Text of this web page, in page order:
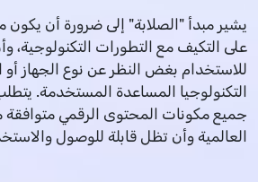
يشير مبدأ "الصلابة" إلى ضرورة أن يكون
على التكيف مع التطورات التكنولوجية،
للاستخدام بغض النظر عن نوع الجهاز أو
التكنولوجيا المساعدة المستخدمة.
جميع مكونات المحتوى الرقمي متوافقة
العالمية وأن تظل قابلة للوصول